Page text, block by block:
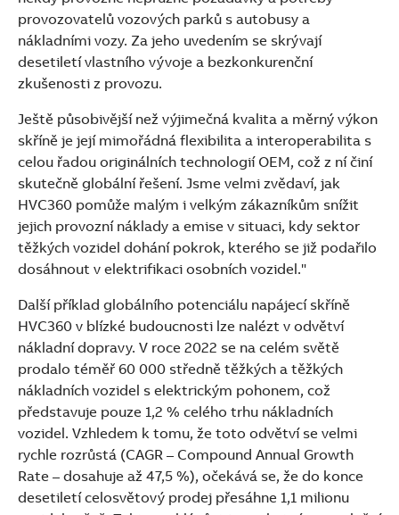
provozovatelů vozových parků s autobusy a
nákladními vozy. Za jeho uvedením se skrývají
desetiletí vlastního vývoje a bezkonkurenční
zkušenosti z provozu.
Ještě působivější než výjimečná kvalita a měrný výkon
skříně je její mimořádná flexibilita a interoperabilita s
celou řadou originálních technologií OEM, což z ní činí
skutečně globální řešení. Jsme velmi zvědaví, jak
HVC360 pomůže malým i velkým zákazníkům snížit
jejich provozní náklady a emise v situaci, kdy sektor
těžkých vozidel dohání pokrok, kterého se již podařilo
dosáhnout v elektrifikaci osobních vozidel."
Další příklad globálního potenciálu napájecí skříně
HVC360 v blízké budoucnosti lze nalézt v odvětví
nákladní dopravy. V roce 2022 se na celém světě
prodalo téměř 60 000 středně těžkých a těžkých
nákladních vozidel s elektrickým pohonem, což
představuje pouze 1,2 % celého trhu nákladních
vozidel. Vzhledem k tomu, že toto odvětví se velmi
rychle rozrůstá (CAGR – Compound Annual Growth
Rate – dosahuje až 47,5 %), očekává se, že do konce
desetiletí celosvětový prodej přesáhne 1,1 milionu